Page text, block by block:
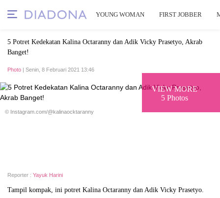
YOUNG WOMAN FIRST JOBBER
5 Potret Kedekatan Kalina Octaranny dan Adik Vicky Prasetyo, Akrab
Banget!
Photo | Senin, 8 Februari 2021 13:46
VIEW MORE
5 Photos
© Instagram.com/@kalinaocktaranny
Reporter : Yayuk Harini
Tampil kompak, ini potret Kalina Octaranny dan Adik Vicky Prasetyo.